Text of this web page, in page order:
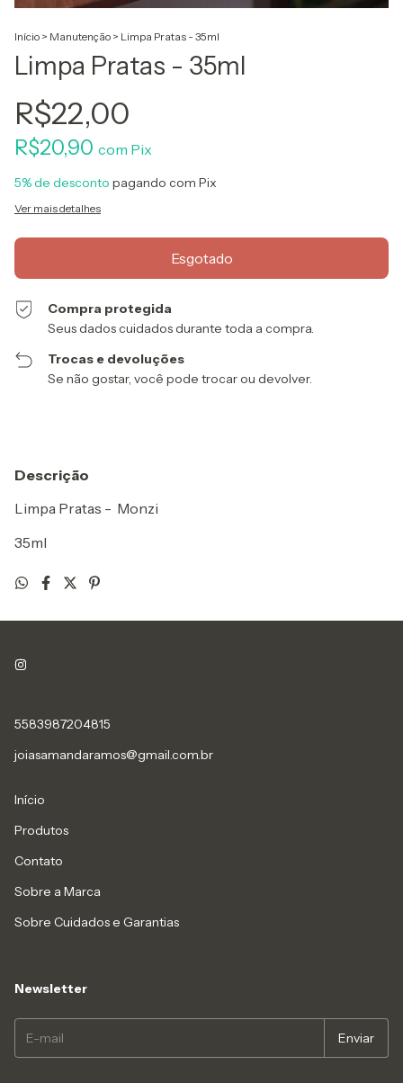
Início > Manutenção > Limpa Pratas - 35ml
Limpa Pratas - 35ml
R$22,00
R$20,90 com Pix
5% de desconto pagando com Pix
Ver mais detalhes
Compra protegida
Seus dados cuidados durante toda a compra.
Trocas e devoluções
Se não gostar, você pode trocar ou devolver.
Descrição
Limpa Pratas - Monzi
35ml
5583987204815
joiasamandaramos@gmail.com.br
Início
Produtos
Contato
Sobre a Marca
Sobre Cuidados e Garantias
Newsletter